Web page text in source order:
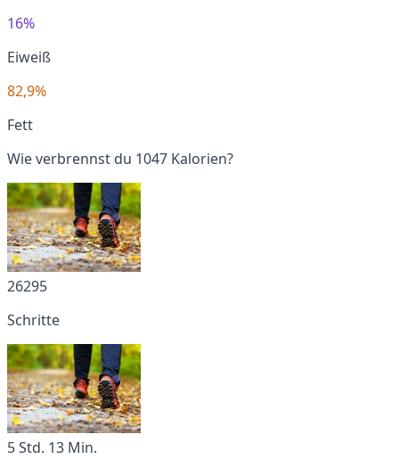
16%
Eiweiß
82,9%
Fett
Wie verbrennst du 1047 Kalorien?
26295
Schritte
5 Std. 13 Min.